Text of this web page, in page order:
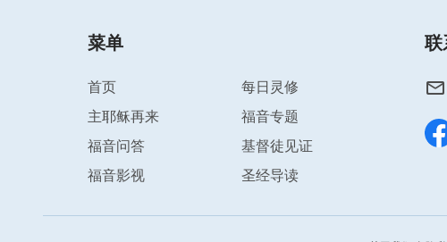
菜单
首页
每日灵修
主耶稣再来
福音专题
福音问答
基督徒见证
福音影视
圣经导读
联